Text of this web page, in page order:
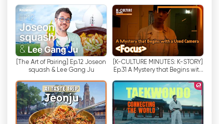
또한 아리랑 TV/라디오의 라이브 스트리밍 기능은
시청자가 콘텐츠에 참여할 수 있는 인터랙티브 플랫
폼을 제공합니다. 소셜 미디어 통합 및 라이브 채팅
옵션을 통해 시청자는 자신의 생각을 공유하고, 질문
하고, 다른 팬들과 소통할 수 있습니다. 이를 통해 공
동체 의식을 함양하고 더욱 몰입감 있는 시청 경험을
제공합니다.
아리랑 TV/라디오는 라이브 스트리밍 기능 외에도
다양한 온디맨드 콘텐츠를 제공합니다. 따라서 시청
space...
[The Art of Pairing] Ep.12 Joseon
squash & Lee Gang Ju
[K-CULTURE MINUTES: K-STORY]
Ep.31 A Mystery that Begins with